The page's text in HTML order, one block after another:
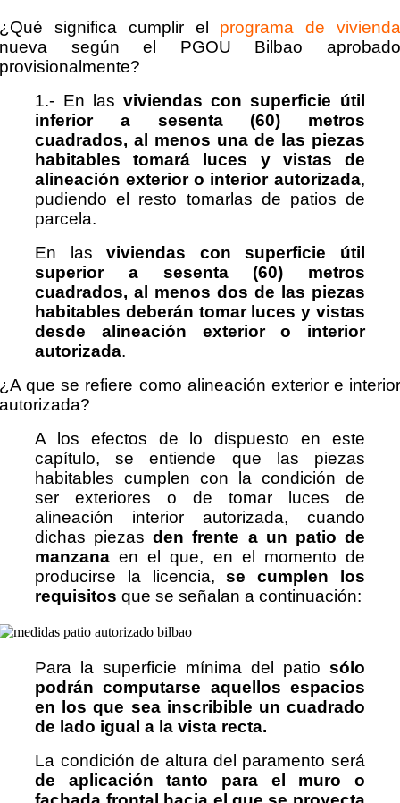
¿Qué significa cumplir el programa de vivienda
nueva según el PGOU Bilbao aprobado
provisionalmente?
1.- En las viviendas con superficie útil
inferior a sesenta (60) metros
cuadrados, al menos una de las piezas
habitables tomará luces y vistas de
alineación exterior o interior autorizada,
pudiendo el resto tomarlas de patios de
parcela.
En lasviviendas con superficie útil
superior a sesenta (60) metros
cuadrados, al menos dos de las piezas
habitables deberán tomar luces y vistas
desde alineación exterior o interior
autorizada.
¿A que se refiere como alineación exterior e interior
autorizada?
A los efectos de lo dispuesto en este
capítulo, se entiende que las piezas
habitables cumplen con la condición de
ser exteriores o de tomar luces de
alineación interior autorizada, cuando
dichas piezasden frente a un patio de
manzana en el que, en el momento de
producirse la licencia,se cumplen los
requisitos que se señalan a continuación:
Para la superficie mínima del patio sólo
podrán computarse aquellos espacios
en los que sea inscribible un cuadrado
de lado igual a la vista recta.
La condición de altura del paramento será
de aplicación tanto para el muro o